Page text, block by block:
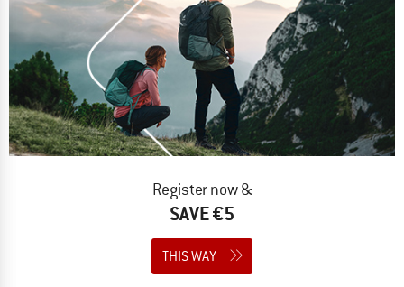
Register now &
SAVE €5
THIS WAY